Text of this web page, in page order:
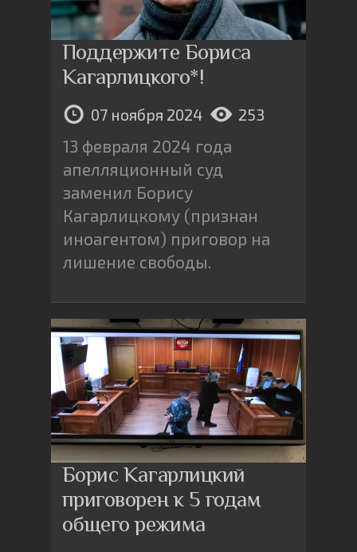
Поддержите Бориса
Кагарлицкого*!
07 ноября 2024 253
13 февраля 2024 года
апелляционный суд
заменил Борису
Кагарлицкому (признан
иноагентом) приговор на
лишение свободы.
Борис Кагарлицкий
приговорен к 5 годам
общего режима